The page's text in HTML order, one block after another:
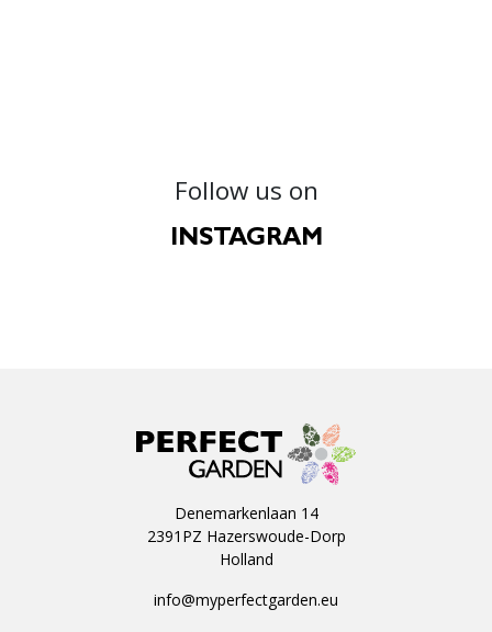
Follow us on
INSTAGRAM
Denemarkenlaan 14
2391PZ Hazerswoude-Dorp
Holland
info@myperfectgarden.eu